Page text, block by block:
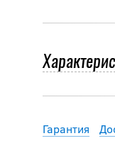
Гарантия